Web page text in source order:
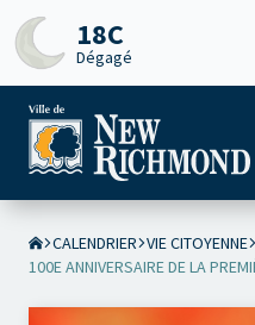
18C
Dégagé
CALENDRIER VIE CITOYENNE
100E ANNIVERSAIRE DE LA